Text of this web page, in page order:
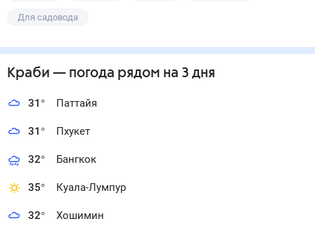
Для садовода
Краби — погода рядом на 3 дня
31° Паттайя
31° Пхукет
32° Бангкок
35° Куала-Лумпур
32° Хошимин